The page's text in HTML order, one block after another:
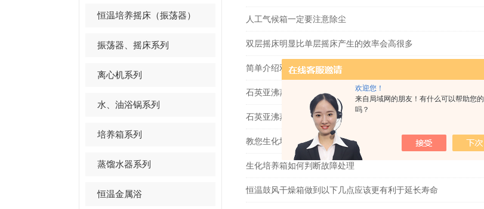
欢迎您！
来自局域网的朋友！有什么可以帮助您的
吗？
恒温培养摇床（振荡器）
振荡器、摇床系列
离心机系列
水、油浴锅系列
培养箱系列
蒸馏水器系列
恒温金属浴
人工气候箱一定要注意除尘
双层摇床明显比单层摇床产生的效率会高很多
简单介绍双层摇床
石英亚沸蒸馏水器原理及主要结构设计
石英亚沸蒸馏水器常见故障分析及简单处理
教您生化培养箱如何清洁
生化培养箱如何判断故障处理
恒温鼓风干燥箱做到以下几点应该更有利于延长寿命